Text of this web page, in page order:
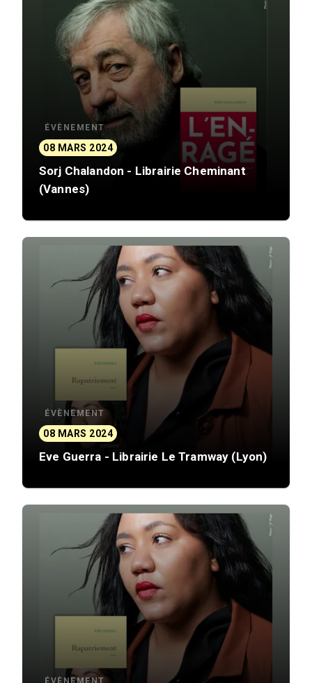
ÉVÈNEMENT
08 MARS 2024
Sorj Chalandon - Librairie Cheminant
(Vannes)
ÉVÈNEMENT
08 MARS 2024
Eve Guerra - Librairie Le Tramway (Lyon)
ÉVÈNEMENT